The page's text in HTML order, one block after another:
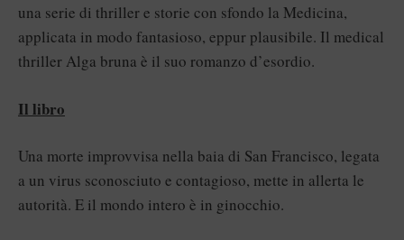
una serie di thriller e storie con sfondo la Medicina,
applicata in modo fantasioso, eppur plausibile. Il medical
thriller Alga bruna è il suo romanzo d’esordio.
Il libro
Una morte improvvisa nella baia di San Francisco, legata
a un virus sconosciuto e contagioso, mette in allerta le
autorità. E il mondo intero è in ginocchio.